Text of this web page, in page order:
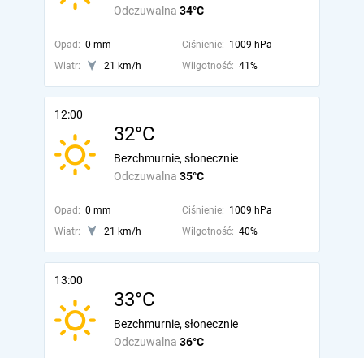
Odczuwalna 34°C
Opad: 0 mm Ciśnienie: 1009 hPa
Wiatr:
21 km/h Wilgotność: 41%
12:00
32°C
Odczuwalna 35°C
Bezchmurnie, słonecznie
Opad: 0 mm Ciśnienie: 1009 hPa
Wiatr:
21 km/h Wilgotność: 40%
13:00
33°C
Odczuwalna 36°C
Bezchmurnie, słonecznie